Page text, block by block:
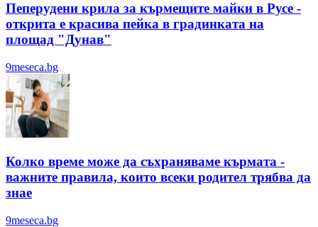
Пеперудени крила за кърмещите майки в Русе -
открита е красива пейка в градинката на
площад "Дунав"
9meseca.bg
Колко време може да съхраняваме кърмата -
важните правила, които всеки родител трябва да
знае
9meseca.bg